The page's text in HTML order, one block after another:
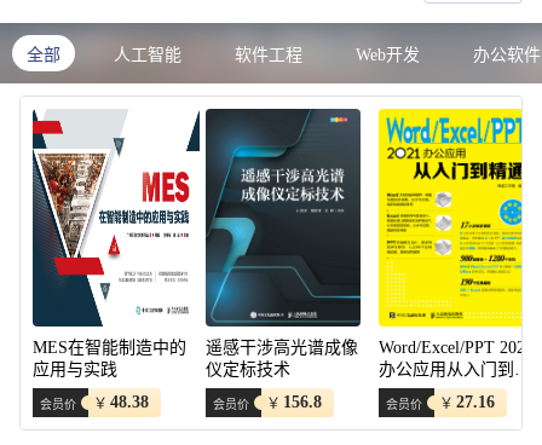
全部 人工智能 软件工程 Web开发 办公软件
MES在智能制造中的
应用与实践
会员价 ￥ 48.38
遥感干涉高光谱成像
仪定标技术
会员价 ￥ 156.8
Word/Excel/PPT 2021
办公应用从入门到精
通
会员价 ￥ 27.16